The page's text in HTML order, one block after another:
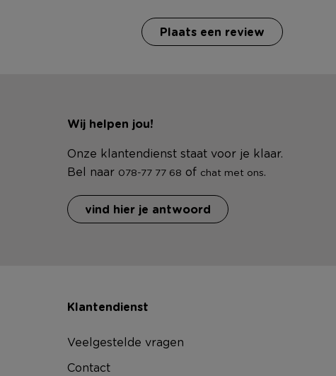
Plaats een review
Wij helpen jou!
Onze klantendienst staat voor je klaar.
Bel naar 078-77 77 68 of chat met ons.
vind hier je antwoord
Klantendienst
Veelgestelde vragen
Contact